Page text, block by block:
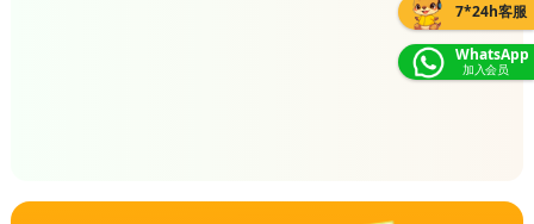
7*24h客服
WhatsApp
加入会员